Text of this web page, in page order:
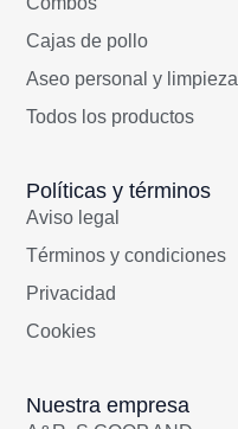
Cajas de pollo
Aseo personal y limpieza
Todos los productos
Políticas y términos
Aviso legal
Términos y condiciones
Privacidad
Cookies
Nuestra empresa